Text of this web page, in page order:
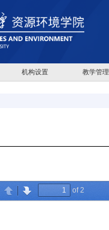
机构设置 教学管理